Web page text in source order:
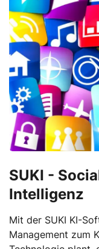
SUKI -
Intelligenz
Mit der SUKI KI-
Management zum